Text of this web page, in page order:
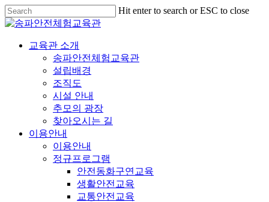
Hit enter to search or ESC to close
교육관 소개
송파안전체험교육관
설립배경
조직도
시설 안내
추모의 광장
찾아오시는 길
이용안내
이용안내
정규프로그램
안전동화구연교육
생활안전교육
교통안전교육